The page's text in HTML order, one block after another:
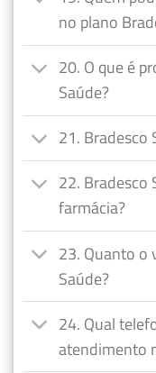
no plano
20. O que é
Saúde?
21. Bradesco
22. Bradesco
farmácia?
23. Quanto o
Saúde?
24. Qual
atendimento